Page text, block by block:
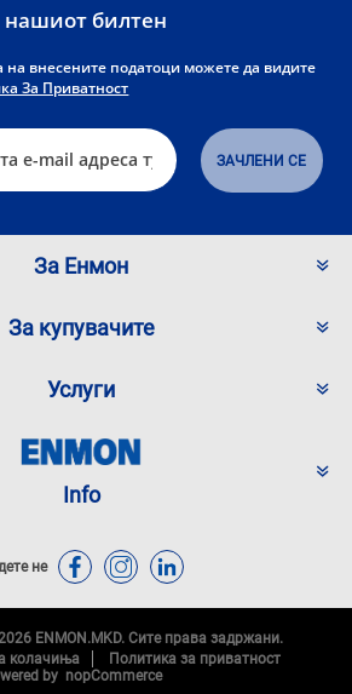
нашиот билтен
на внесените податоци можете да видите
За Приватност
За Енмон
За купувачите
Услуги
Info
не
ENMON.MKD. Сите права задржани.
колачиња
Политика за приватност
by nopCommerce